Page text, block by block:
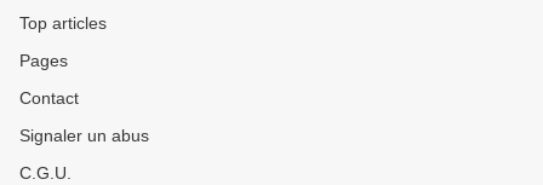
Top articles
Pages
Contact
Signaler un abus
C.G.U.